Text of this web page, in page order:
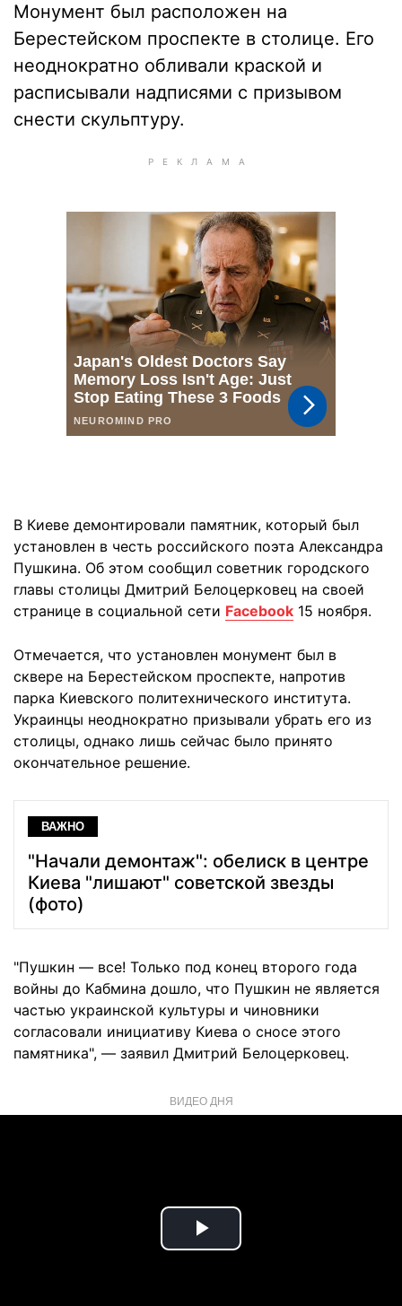
Монумент был расположен на
Берестейском проспекте в столице. Его
неоднократно обливали краской и
расписывали надписями с призывом
снести скульптуру.
В Киеве демонтировали памятник, который был
установлен в честь российского поэта Александра
Пушкина. Об этом сообщил советник городского
главы столицы Дмитрий Белоцерковец на своей
странице в социальной сети Facebook 15 ноября.
Отмечается, что установлен монумент был в
сквере на Берестейском проспекте, напротив
парка Киевского политехнического института.
Украинцы неоднократно призывали убрать его из
столицы, однако лишь сейчас было принято
окончательное решение.
ВАЖНО
"Начали демонтаж": обелиск в центре
Киева "лишают" советской звезды
(фото)
"Пушкин — все! Только под конец второго года
войны до Кабмина дошло, что Пушкин не является
частью украинской культуры и чиновники
согласовали инициативу Киева о сносе этого
памятника", — заявил Дмитрий Белоцерковец.
ВИДЕО ДНЯ
Play